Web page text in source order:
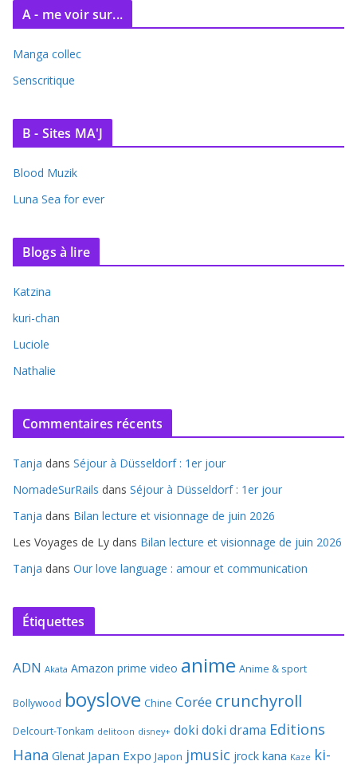
A - me voir sur...
Manga collec
Senscritique
B - Sites MA'J
Blood Muzik
Luna Sea for ever
Blogs à lire
Katzina
kuri-chan
Luciole
Nathalie
Commentaires récents
Tanja dans Séjour à Düsseldorf : 1er jour
NomadeSurRails dans Séjour à Düsseldorf : 1er jour
Tanja dans Bilan lecture et visionnage de juin 2026
Les Voyages de Ly dans Bilan lecture et visionnage de juin 2026
Tanja dans Our love language : amour et communication
Étiquettes
ADN Akata Amazon prime video anime Anime & sport
Bollywood boyslove Chine Corée crunchyroll
Delcourt-Tonkam delitoon disney+ doki doki drama Editions
Hana Glenat Japan Expo Japon jmusic jrock kana Kaze ki-